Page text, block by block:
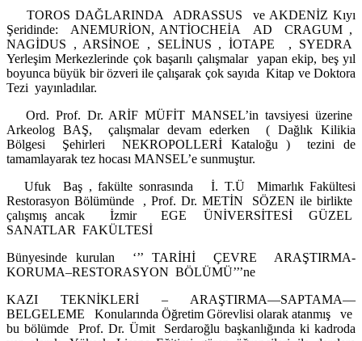
TOROS DAĞLARINDA ADRASSUS ve AKDENİZ Kıyı
Şeridinde: ANEMURİON, ANTİOCHEİA AD CRAGUM ,
NAGİDUS , ARSİNOE , SELİNUS , İOTAPE , SYEDRA
Yerleşim Merkezlerinde çok başarılı çalışmalar yapan ekip, beş yıl
boyunca büyük bir özveri ile çalışarak çok sayıda Kitap ve Doktora
Tezi yayınladılar.
Ord. Prof. Dr. ARİF MÜFİT MANSEL’in tavsiyesi üzerine
Arkeolog BAŞ, çalışmalar devam ederken ( Dağlık Kilikia
Bölgesi Şehirleri NEKROPOLLERİ Kataloğu ) tezini de
tamamlayarak tez hocası MANSEL’e sunmuştur.
Ufuk Baş , fakülte sonrasında İ. T.Ü Mimarlık Fakültesi
Restorasyon Bölümünde , Prof. Dr. METİN SÖZEN ile birlikte
çalışmış ancak İzmir EGE ÜNİVERSİTESİ GÜZEL
SANATLAR FAKÜLTESİ
Bünyesinde kurulan ‘’’ TARİHİ ÇEVRE ARAŞTIRMA-
KORUMA–RESTORASYON BÖLÜMÜ’’’ne
KAZI TEKNİKLERİ – ARAŞTIRMA—SAPTAMA—
BELGELEME Konularında Öğretim Görevlisi olarak atanmış ve
bu bölümde Prof. Dr. Ümit Serdaroğlu başkanlığında ki kadroda